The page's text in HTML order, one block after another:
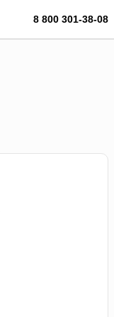
8 800 301-38-08